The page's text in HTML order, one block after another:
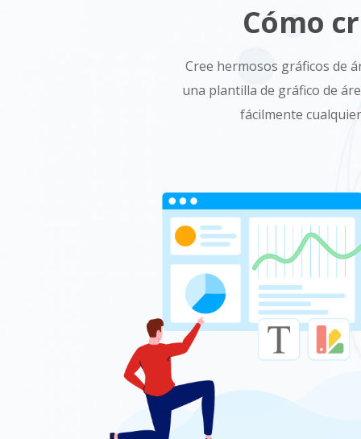
Cómo
Cree hermosos gráficos de
una plantilla de gráfico de
fácilmente